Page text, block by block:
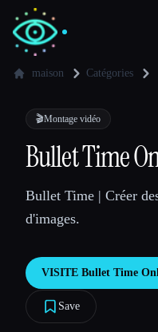
✍️Auteurs
💻
🎓Étudiants
Blog
maison Catégories
🎬Montage vidéo
Bullet Time
Bullet Time | Créer
d'images.
VISITE Bullet Time
Save